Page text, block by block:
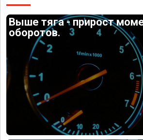
Выше тяга - прирост
оборотов.